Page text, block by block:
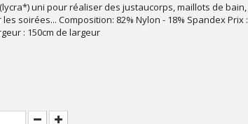
uni pour réaliser des justaucorps, maillots de bain,
soirées... Composition: 82% Nylon - 18% Spandex Prix :
: 150cm de largeur